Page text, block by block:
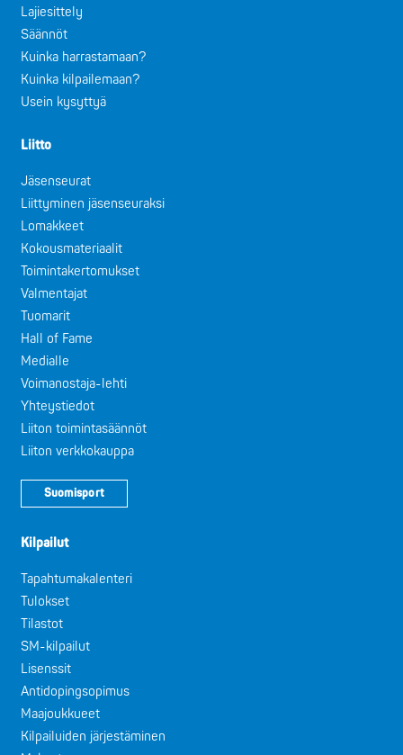
Lajiesittely
Säännöt
Kuinka harrastamaan?
Kuinka kilpailemaan?
Usein kysyttyä
Liitto
Jäsenseurat
Liittyminen jäsenseuraksi
Lomakkeet
Kokousmateriaalit
Toimintakertomukset
Valmentajat
Tuomarit
Hall of Fame
Medialle
Voimanostaja-lehti
Yhteystiedot
Liiton toimintasäännöt
Liiton verkkokauppa
Suomisport
Kilpailut
Tapahtumakalenteri
Tulokset
Tilastot
SM-kilpailut
Lisenssit
Antidopingsopimus
Maajoukkueet
Kilpailuiden järjestäminen